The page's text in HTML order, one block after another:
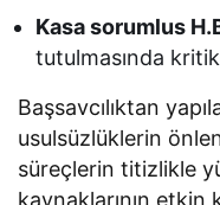
Kasa sorumlus
tutulmasında
Başsavcılıktan
usulsüzlüklerin
süreçlerin titizlikle
kaynaklarının etkin